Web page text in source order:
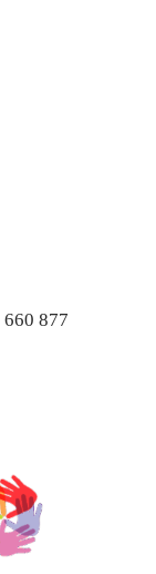
660 877